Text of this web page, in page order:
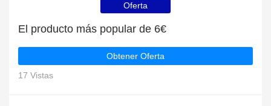
Oferta
El producto más popular de 6€
Obtener Oferta
17 Vistas